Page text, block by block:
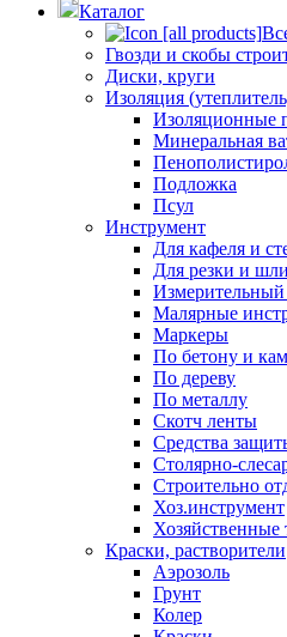
Каталог
Гвозди и скобы
Диски, круги
Изоляция
Изоляционные
Минеральная
Подложка
Псул
Инструмент
Для кафеля и
Для резки и
Малярные
Маркеры
По бетону и
По дереву
По металлу
Скотч ленты
Средства
Столярно-
Строительно
Хоз.инструмент
Хозяйственные
Краски, растворители
Аэрозоль
Грунт
Колер